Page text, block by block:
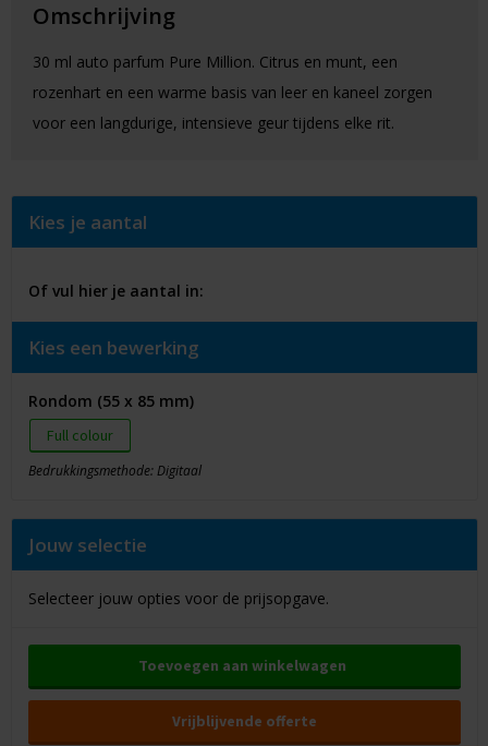
Omschrijving
30 ml auto parfum Pure Million. Citrus en munt, een
rozenhart en een warme basis van leer en kaneel zorgen
voor een langdurige, intensieve geur tijdens elke rit.
Kies je aantal
Of vul hier je aantal in:
Kies een bewerking
Rondom (55 x 85 mm)
Full colour
Bedrukkingsmethode: Digitaal
Jouw selectie
Selecteer jouw opties voor de prijsopgave.
Toevoegen aan winkelwagen
Vrijblijvende offerte